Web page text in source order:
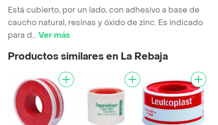
Está cubierto, por un lado, con adhesivo a base de
caucho natural, resinas y óxido de zinc. Es indicado
para d...Ver más
Productos similares en La Rebaja